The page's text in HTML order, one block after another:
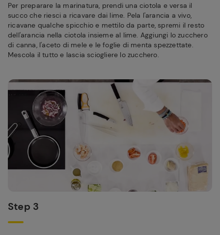
Per preparare la marinatura, prendi una ciotola e versa il
succo che riesci a ricavare dai lime. Pela l'arancia a vivo,
ricavane qualche spicchio e mettilo da parte, spremi il resto
dell'arancia nella ciotola insieme al lime. Aggiungi lo zucchero
di canna, l'aceto di mele e le foglie di menta spezzettate.
Mescola il tutto e lascia sciogliere lo zucchero.
Step 3